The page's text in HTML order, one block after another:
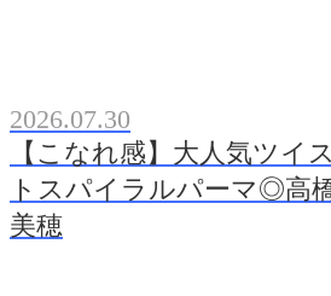
2026.07.30
【こなれ感】大人気ツイス
トスパイラルパーマ◎高
美穂